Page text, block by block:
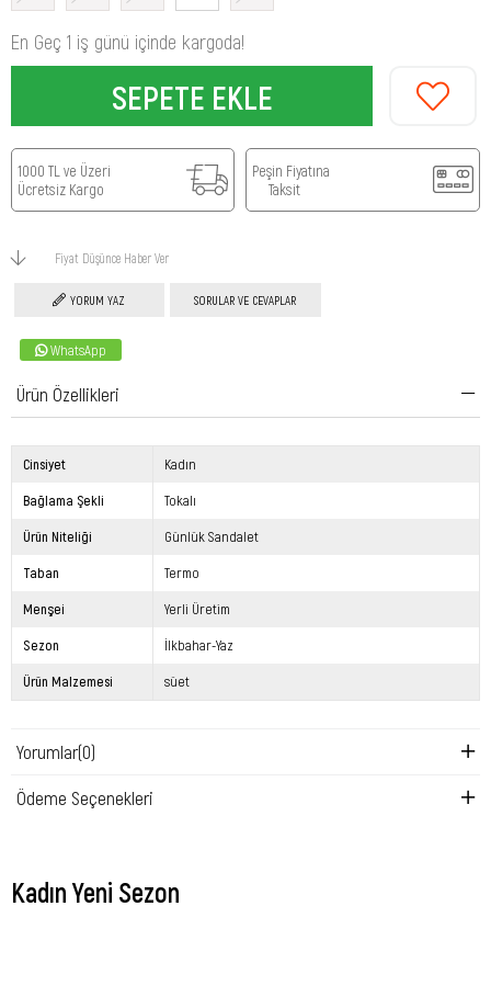
En Geç 1 iş günü içinde kargoda!
1000 TL ve Üzeri
Ücretsiz Kargo
Peşin Fiyatına
Taksit
Fiyat Düşünce Haber Ver
YORUM YAZ SORULAR VE CEVAPLAR
WhatsApp
Ürün Özellikleri
Cinsiyet Kadın
Bağlama Şekli Tokalı
Ürün Niteliği Günlük Sandalet
Taban Termo
Menşei Yerli Üretim
Sezon İlkbahar-Yaz
Ürün Malzemesi süet
Yorumlar(0)
Ödeme Seçenekleri
Kadın Yeni Sezon